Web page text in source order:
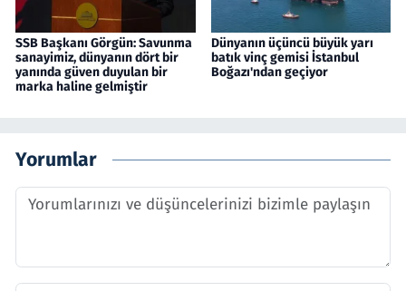
SSB Başkanı Görgün: Savunma
sanayimiz, dünyanın dört bir
yanında güven duyulan bir
marka haline gelmiştir
Dünyanın üçüncü büyük yarı
batık vinç gemisi İstanbul
Boğazı'ndan geçiyor
Yorumlar